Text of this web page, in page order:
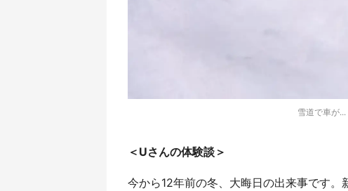
雪道で車が...
＜Uさんの体験談＞
今から12年前の冬、大晦日の出来事です